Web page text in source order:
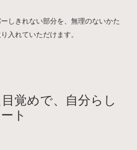
しきれない部分を、無理のないかた
入れていただけます。
覚めで、自分らし
ト